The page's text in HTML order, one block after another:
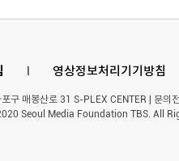
l 영상정보처리기기방침
구 매봉산로 31 S-PLEX CENTER | 문
Seoul Media Foundation TBS. All